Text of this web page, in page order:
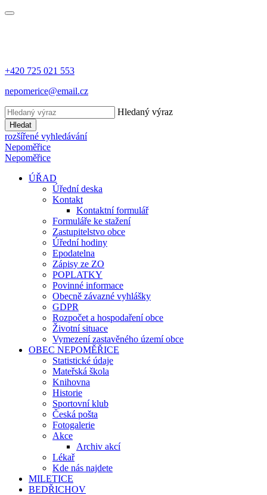
+420 725 021 553
nepomerice@email.cz
Hledaný výraz
Hledat
rozšířené vyhledávání
Nepoměřice
Nepoměřice
ÚŘAD
Úřední deska
Kontakt
Kontaktní formulář
Formuláře ke stažení
Zastupitelstvo obce
Úřední hodiny
Epodatelna
Zápisy ze ZO
POPLATKY
Povinné informace
Obecně závazné vyhlášky
GDPR
Rozpočet a hospodaření obce
Životní situace
Vymezení zastavěného území obce
OBEC NEPOMĚŘICE
Statistické údaje
Mateřská škola
Knihovna
Historie
Sportovní klub
Česká pošta
Fotogalerie
Akce
Archiv akcí
Lékař
Kde nás najdete
MILETICE
BEDŘICHOV